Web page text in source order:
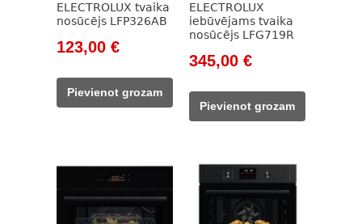
ELECTROLUX tvaika
nosūcējs LFP326AB
Original
was:
186,00 €.
123,00 €Current
123,00 €.
Pievienot grozam
ELECTROLUX
iebūvējams tvaika
nosūcējs LFG719R
Original
was:
473,00 €.
345,00 €Current
345,00 €.
Pievienot grozam